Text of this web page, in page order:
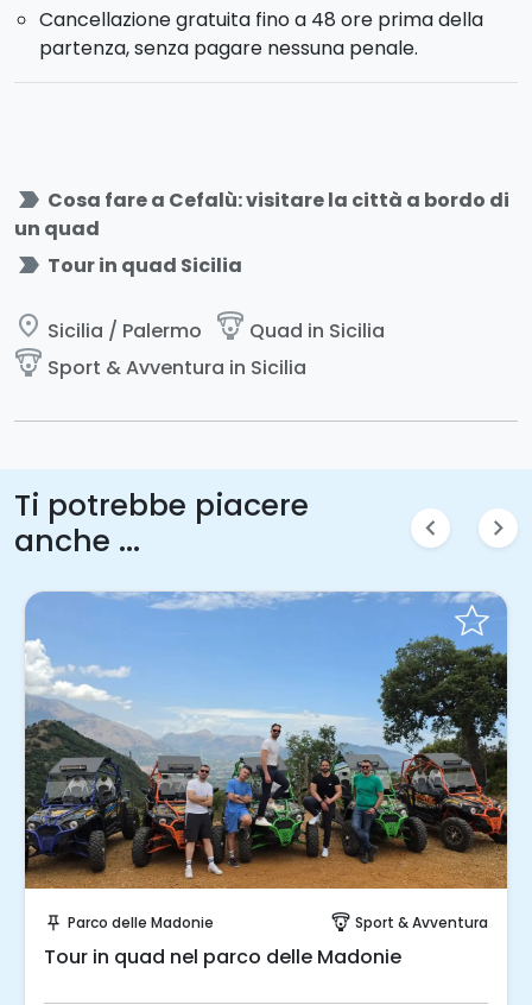
Cancellazione gratuita fino a 48 ore prima della
partenza, senza pagare nessuna penale.
label_important Cosa fare a Cefalù: visitare la città a bordo di
un quad
label_important Tour in quad Sicilia
place Sicilia / Palermo paragliding Quad in Sicilia
paragliding Sport & Avventura in Sicilia
Ti potrebbe piacere
anche ...
chevron_left chevron_right
push_pin Parco delle Madonie paragliding Sport & Avventura
Tour in quad nel parco delle Madonie